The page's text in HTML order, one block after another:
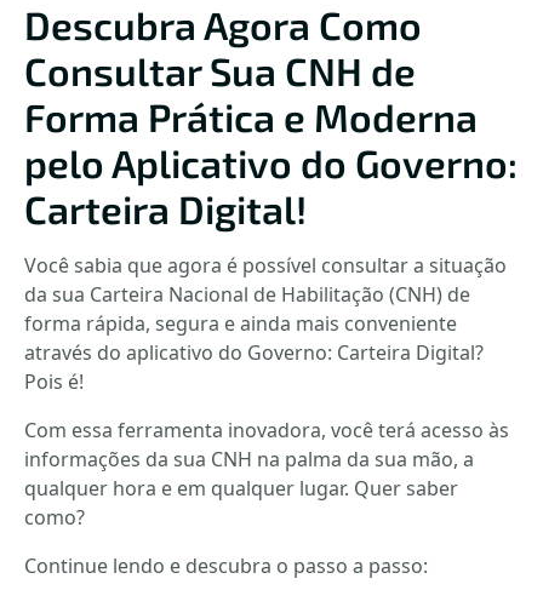
Descubra Agora Como
Consultar Sua CNH de
Forma Prática e Moderna
pelo Aplicativo do Governo:
Carteira Digital!
Você sabia que agora é possível consultar a situação
da sua Carteira Nacional de Habilitação (CNH) de
forma rápida, segura e ainda mais conveniente
através do aplicativo do Governo: Carteira Digital?
Pois é!
Com essa ferramenta inovadora, você terá acesso às
informações da sua CNH na palma da sua mão, a
qualquer hora e em qualquer lugar. Quer saber
como?
Continue lendo e descubra o passo a passo: